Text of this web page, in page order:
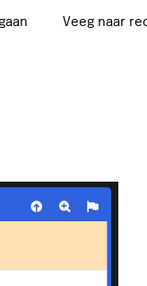
Veeg naar